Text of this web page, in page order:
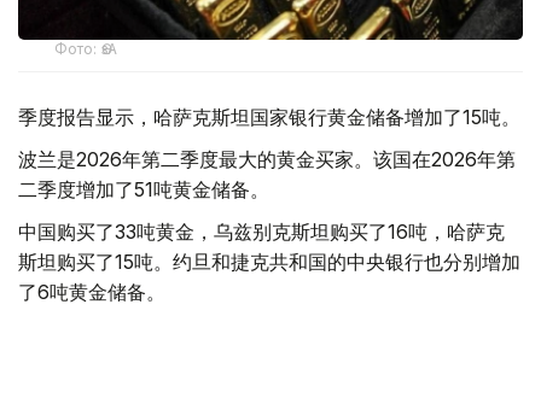
Фото: ӨзА
季度报告显示，哈萨克斯坦国家银行黄金储备增加了15吨。
波兰是2026年第二季度最大的黄金买家。该国在2026年第
二季度增加了51吨黄金储备。
中国购买了33吨黄金，乌兹别克斯坦购买了16吨，哈萨克
斯坦购买了15吨。约旦和捷克共和国的中央银行也分别增加
了6吨黄金储备。